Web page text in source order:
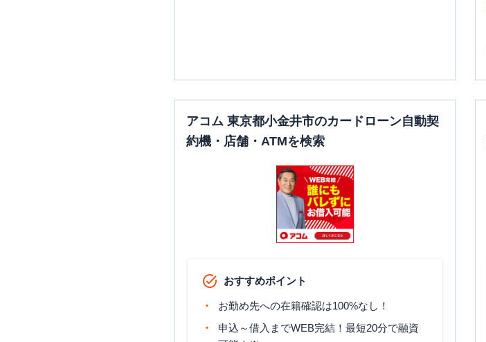
アコム 東京都小金井市のカードローン自動契
約機・店舗・ATMを検索
おすすめポイント
お勤め先への在籍確認は100%なし！
申込～借入までWEB完結！最短20分で融資